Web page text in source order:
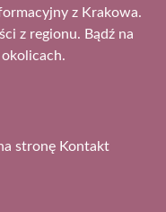
z Krakowa.
z regionu. Bądź na
stronę Kontakt